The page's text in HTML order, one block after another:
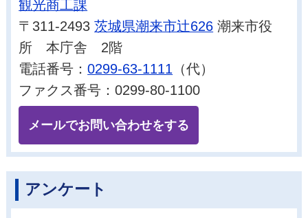
観光商工課
〒311-2493茨城県潮来市辻626 潮来市役
所 本庁舎 2階
電話番号：0299-63-1111 （代）
ファクス番号：0299-80-1100
メールでお問い合わせをする
アンケート